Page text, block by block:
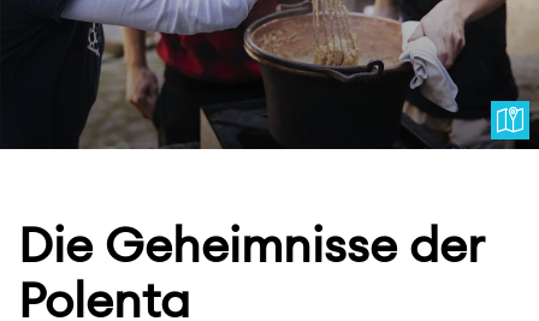
Die Geheimnisse der
Polenta